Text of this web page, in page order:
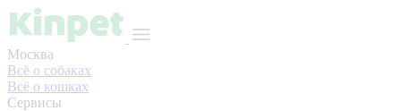
Москва
Всё о собаках
Всё о кошках
Сервисы